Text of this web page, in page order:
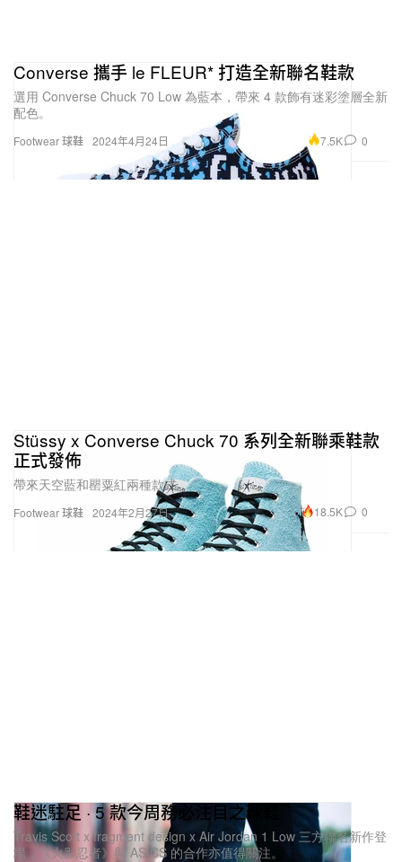
Footwear 球鞋
Converse 攜手 le FLEUR* 打造全新聯名鞋款
選用 Converse Chuck 70 Low 為藍本，帶來 4 款飾有迷彩塗層全新
配色。
2024年4月24日 7.5K 0
Footwear 球鞋
Stüssy x Converse Chuck 70 系列全新聯乘鞋款
正式發佈
帶來天空藍和罌粟紅兩種款式。
2024年2月27日 18.5K 0
鞋迷駐足 · 5 款今周務必注目之球鞋
Travis Scott x fragment design x Air Jordan 1 Low 三方聯名新作登
場，《火影忍者》與 ASICS 的合作亦值得關注。